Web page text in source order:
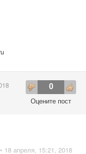
0
Оцените пост
• 18 апреля, 15:21, 2018